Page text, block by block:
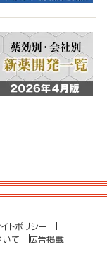
トポリシー
いて
広告掲載